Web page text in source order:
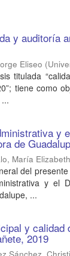
y auditoría
Eliseo (
titulada
tiene como
y
de
María Elizabeth
del
y el
...
y
2019